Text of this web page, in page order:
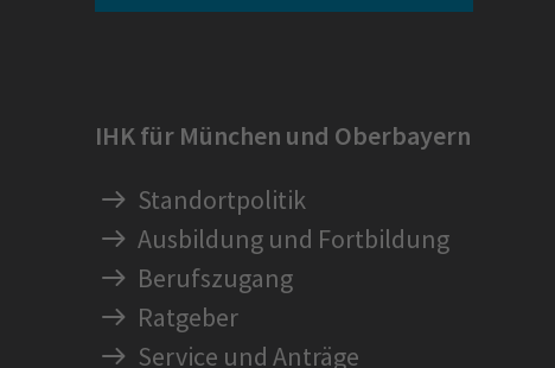
IHK für München und Oberbayern
Standortpolitik
Ausbildung und Fortbildung
Berufszugang
Ratgeber
Service und Anträge